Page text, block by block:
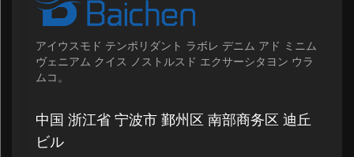
アイウスモド テンポリダント ラボレ デニム アド ミニム
ヴェニアム クイス ノストルスド エクサーシタヨン ウラ
ムコ。
中国 浙江省 宁波市 鄞州区 南部商务区 迪丘
ビル